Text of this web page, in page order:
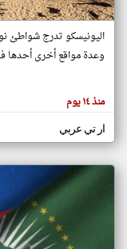
هنا عن
وجهة
كاتبيها.
اليونيسكو تدرج شواطئ
وعدة مواقع أخرى أحدها
منذ ١٤ يوم
ار تي عربي